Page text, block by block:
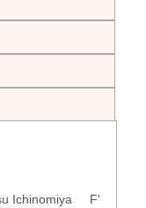
Ichinomiya F'